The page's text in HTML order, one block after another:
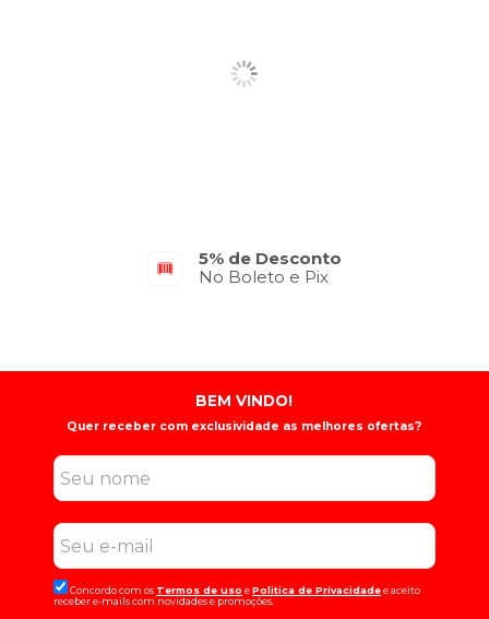
5% de Desconto
No Boleto e Pix
BEM VINDO!
Quer receber com exclusividade as melhores ofertas?
Concordo com os Termos de uso ePolitica de Privacidadee aceito
receber e-mails com novidades e promoções.